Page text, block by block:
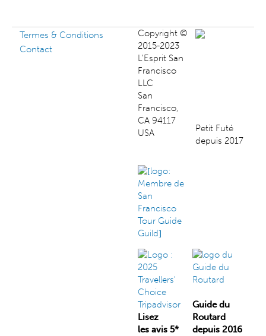
Termes & Conditions
Contact
Copyright ©
2015-2023
L'Esprit San
Francisco
LLC
San
Francisco,
CA 94117
USA
Petit Futé
depuis 2017
Lisez
les avis 5*
Guide du
Routard
depuis 2016